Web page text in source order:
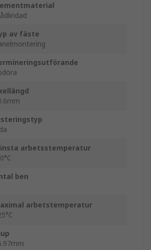
av fäste
arbetsstemperatur
ben
arbetstemperatur